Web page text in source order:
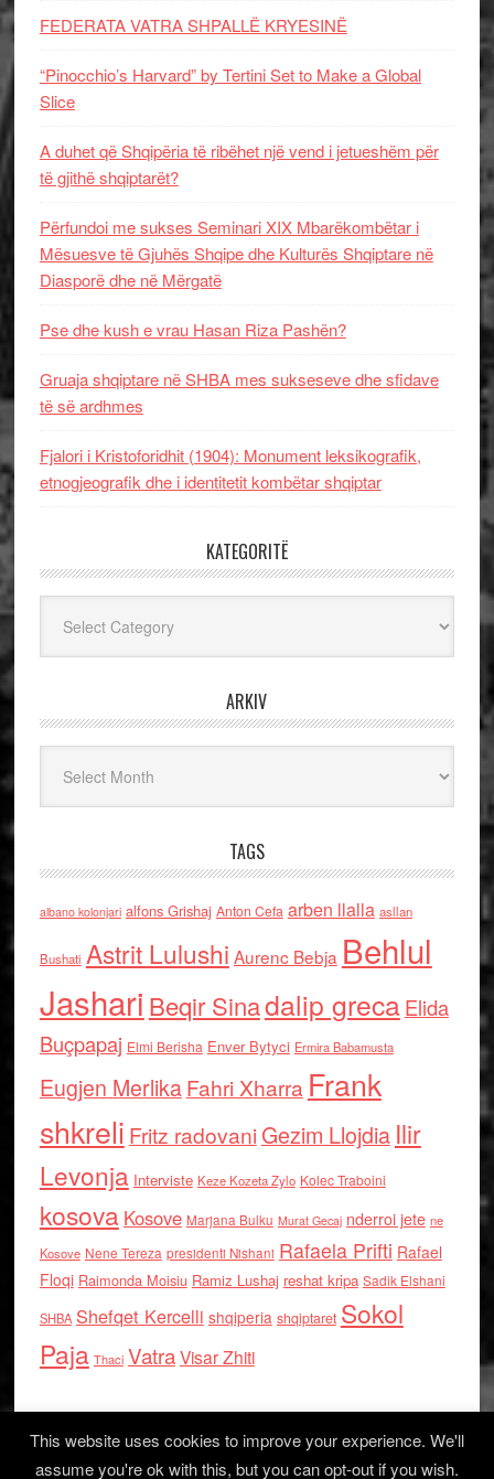
FEDERATA VATRA SHPALLË KRYESINË
“Pinocchio’s Harvard” by Tertini Set to Make a Global
Slice
A duhet që Shqipëria të ribëhet një vend i jetueshëm për
të gjithë shqiptarët?
Përfundoi me sukses Seminari XIX Mbarëkombëtar i
Mësuesve të Gjuhës Shqipe dhe Kulturës Shqiptare në
Diasporë dhe në Mërgatë
Pse dhe kush e vrau Hasan Riza Pashën?
Gruaja shqiptare në SHBA mes sukseseve dhe sfidave
të së ardhmes
Fjalori i Kristoforidhit (1904): Monument leksikografik,
etnogjeografik dhe i identitetit kombëtar shqiptar
KATEGORITË
ARKIV
TAGS
albano kolonjari alfons Grishaj Anton Cefa arben llalla asllan
Bushati Astrit Lulushi Aurenc Bebja Behlul
Jashari Beqir Sinadalip grecaElida
Buçpapaj Elmi Berisha Enver Bytyci Ermira Babamusta
Eugjen MerlikaFahri Xharra Frank
shkreli Fritz radovaniGezim Llojdia Ilir
Levonja Interviste Keze Kozeta Zylo Kolec Traboini
kosova Kosove Marjana Bulku Murat Gecaj nderroi jete ne
Kosove Nene Tereza presidenti Nishani Rafaela Prifti Rafael
Floqi Raimonda Moisiu Ramiz Lushaj reshat kripa Sadik Elshani
SHBA Shefqet Kercelli shqiperia shqiptaret Sokol
Paja Thaci VatraVisar Zhiti
This website uses cookies to improve your experience. We'll
assume you're ok with this, but you can opt-out if you wish.